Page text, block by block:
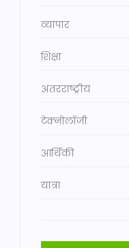
व्यापार
शिक्षा
अंतरराष्ट्रीय
टेक्नोलॉजी
आर्थिकी
यात्रा